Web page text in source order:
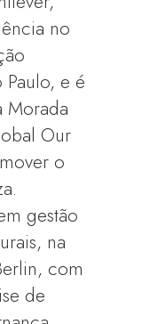
no
e é
Morada
Our
o
gestão
na
com
de